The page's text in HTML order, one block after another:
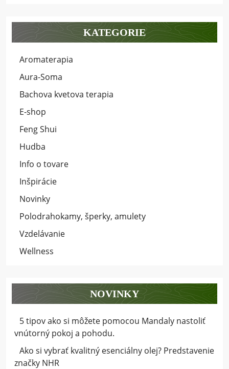
KATEGORIE
Aromaterapia
Aura-Soma
Bachova kvetova terapia
E-shop
Feng Shui
Hudba
Info o tovare
Inšpirácie
Novinky
Polodrahokamy, šperky, amulety
Vzdelávanie
Wellness
NOVINKY
5 tipov ako si môžete pomocou Mandaly nastoliť
vnútorný pokoj a pohodu.
Ako si vybrať kvalitný esenciálny olej? Predstavenie
značky NHR